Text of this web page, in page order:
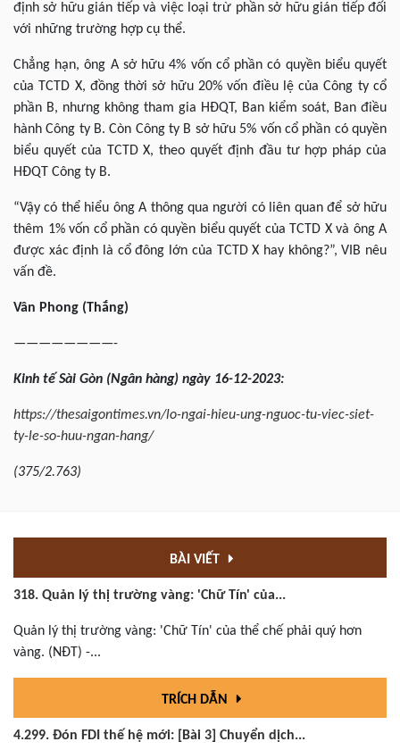
định sở hữu gián tiếp và việc loại trừ phần sở hữu gián tiếp đối
với những trường hợp cụ thể.
Chẳng hạn, ông A sở hữu 4% vốn cổ phần có quyền biểu quyết
của TCTD X, đồng thời sở hữu 20% vốn điều lệ của Công ty cổ
phần B, nhưng không tham gia HĐQT, Ban kiểm soát, Ban điều
hành Công ty B. Còn Công ty B sở hữu 5% vốn cổ phần có quyền
biểu quyết của TCTD X, theo quyết định đầu tư hợp pháp của
HĐQT Công ty B.
“Vậy có thể hiểu ông A thông qua người có liên quan để sở hữu
thêm 1% vốn cổ phần có quyền biểu quyết của TCTD X và ông A
được xác định là cổ đông lớn của TCTD X hay không?”, VIB nêu
vấn đề.
Vân Phong (Thắng)
————————-
Kinh tế Sài Gòn (Ngân hàng) ngày 16-12-2023:
https://thesaigontimes.vn/lo-ngai-hieu-ung-nguoc-tu-viec-siet-
ty-le-so-huu-ngan-hang/
(375/2.763)
BÀI VIẾT
318. Quản lý thị trường vàng: 'Chữ Tín' của...
Quản lý thị trường vàng: 'Chữ Tín' của thể chế phải quý hơn
vàng. (NĐT) -...
TRÍCH DẪN
4.299. Đón FDI thế hệ mới: [Bài 3] Chuyển dịch...